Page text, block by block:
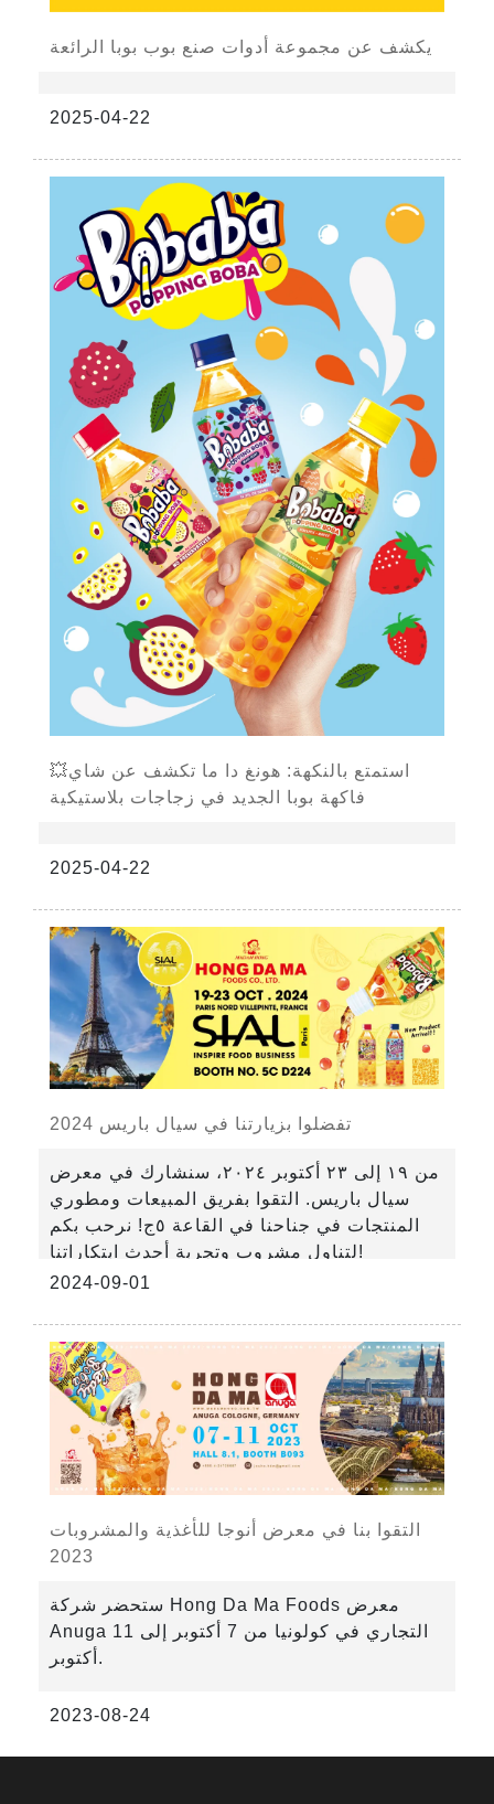
يكشف عن مجموعة أدوات صنع بوب بوبا الرائعة
2025-04-22
💥استمتع بالنكهة: هونغ دا ما تكشف عن شاي
فاكهة بوبا الجديد في زجاجات بلاستيكية
2025-04-22
تفضلوا بزيارتنا في سيال باريس 2024
من ١٩ إلى ٢٣ أكتوبر ٢٠٢٤، سنشارك في معرض
سيال باريس. التقوا بفريق المبيعات ومطوري
المنتجات في جناحنا في القاعة ٥ج! نرحب بكم
لتناول مشروب وتجربة أحدث ابتكاراتنا!
2024-09-01
التقوا بنا في معرض أنوجا للأغذية والمشروبات
2023
ستحضر شركة Hong Da Ma Foods معرض
Anuga التجاري في كولونيا من 7 أكتوبر إلى 11
أكتوبر.
نود أن ندعوك إلى جناحنا القاعة 8.1 B093
2023-08-24